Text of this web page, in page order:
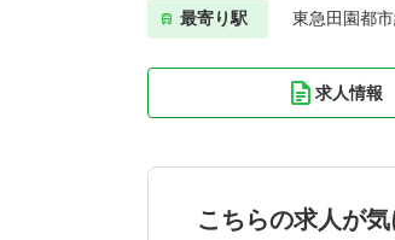
最寄り駅 東急田園都
求人情報
こちらの求人が